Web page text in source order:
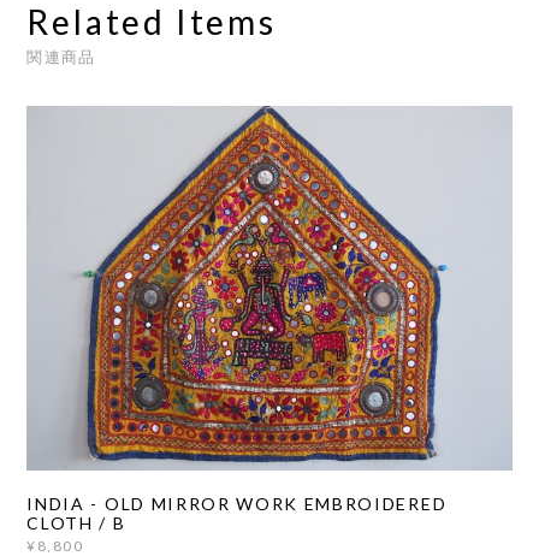
Related Items
関連商品
INDIA - OLD MIRROR WORK EMBROIDERED
CLOTH / B
¥8,800